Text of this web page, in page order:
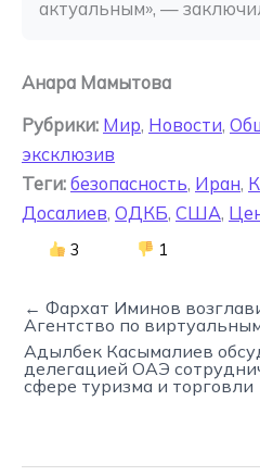
актуальным», —
Анара Мамытова
Рубрики: Мир, Новости,
эксклюзив
Теги: безопасность, Иран,
Досалиев, ОДКБ, США,
3 1
← Фархат Иминов
Агентство по
Адылбек Касымалиев
делегацией ОАЭ
сфере туризма и